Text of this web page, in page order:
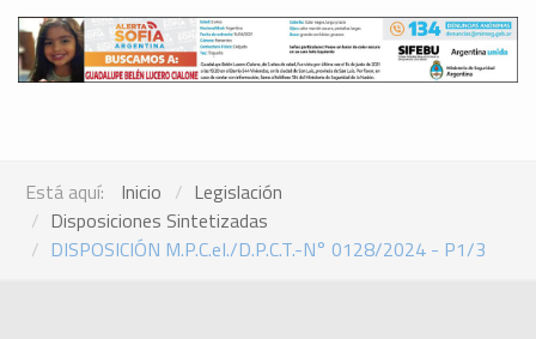
Está aquí: Inicio
Legislación
Disposiciones Sintetizadas
DISPOSICIÓN M.P.C.eI./D.P.C.T.-N° 0128/2024 - P1/3